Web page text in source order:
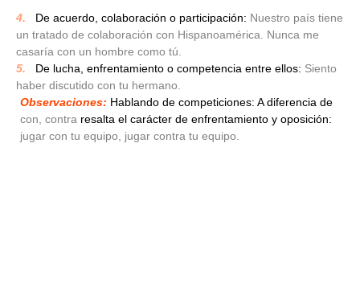
4. De acuerdo, colaboración o participación: Nuestro país tiene
un tratado de colaboración con Hispanoamérica. Nunca me
casaría con un hombre como tú.
5.
De lucha, enfrentamiento o competencia entre ellos: Siento
haber discutido con tu hermano.
Observaciones: Hablando de competiciones: A diferencia de
con, contra resalta el carácter de enfrentamiento y oposición:
jugar con tu equipo, jugar contra tu equipo.